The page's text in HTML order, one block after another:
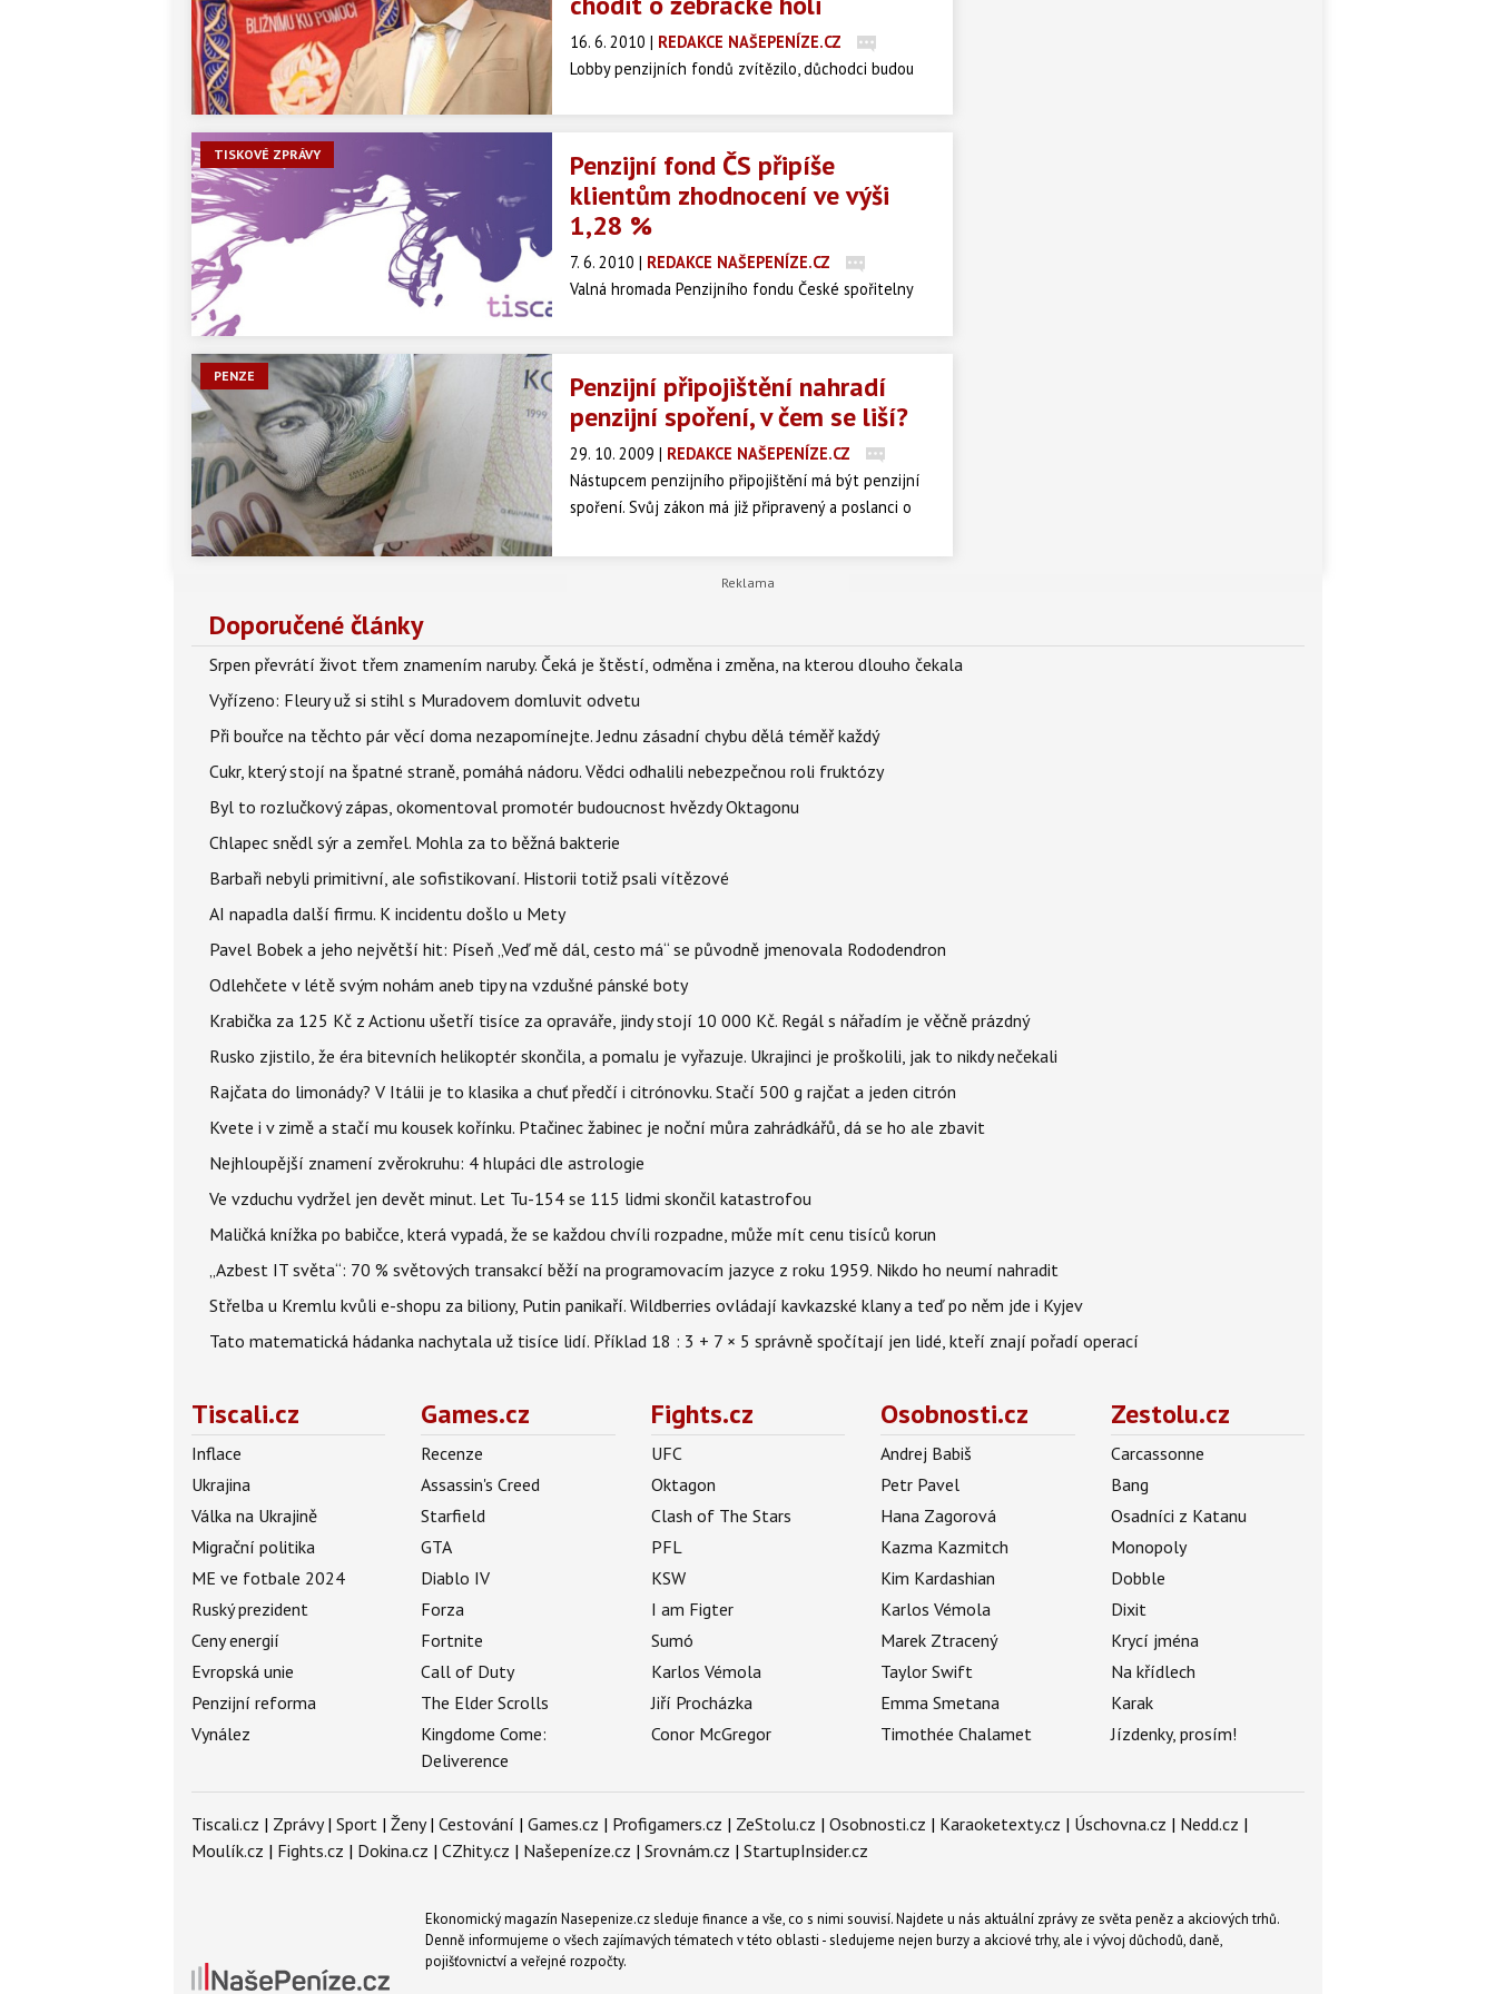
16. 6. 2010 | REDAKCE NAŠEPENÍZE.CZ
Lobby penzijních fondů zvítězilo, důchodci budou
Paroubek na svém blogu.
TISKOVÉ ZPRÁVY
Penzijní fond ČS připíše
klientům zhodnocení ve výši
1,28 %
7. 6. 2010 | REDAKCE NAŠEPENÍZE.CZ
Valná hromada Penzijního fondu České spořitelny
svým klientům zhodnocení prostředků za rok 2009
PENZE
Penzijní připojištění nahradí
penzijní spoření, v čem se liší?
29. 10. 2009 | REDAKCE NAŠEPENÍZE.CZ
Nástupcem penzijního připojištění má být penzijní
spoření. Svůj zákon má již připravený a poslanci o
návrh? A jak se změní systém spoření na penzi?
Zemětřesení čeká i penzijní připojištění... a
Doporučené články
Srpen převrátí život třem znamením naruby. Čeká je štěstí, odměna i změna, na kterou dlouho čekala
Vyřízeno: Fleury už si stihl s Muradovem domluvit odvetu
Při bouřce na těchto pár věcí doma nezapomínejte. Jednu zásadní chybu dělá téměř každý
Cukr, který stojí na špatné straně, pomáhá nádoru. Vědci odhalili nebezpečnou roli fruktózy
Byl to rozlučkový zápas, okomentoval promotér budoucnost hvězdy Oktagonu
Chlapec snědl sýr a zemřel. Mohla za to běžná bakterie
Barbaři nebyli primitivní, ale sofistikovaní. Historii totiž psali vítězové
AI napadla další firmu. K incidentu došlo u Mety
Pavel Bobek a jeho největší hit: Píseň „Veď mě dál, cesto má“ se původně jmenovala Rododendron
Odlehčete v létě svým nohám aneb tipy na vzdušné pánské boty
Krabička za 125 Kč z Actionu ušetří tisíce za opraváře, jindy stojí 10 000 Kč. Regál s nářadím je věčně prázdný
Rusko zjistilo, že éra bitevních helikoptér skončila, a pomalu je vyřazuje. Ukrajinci je proškolili, jak to nikdy nečekali
Rajčata do limonády? V Itálii je to klasika a chuť předčí i citrónovku. Stačí 500 g rajčat a jeden citrón
Kvete i v zimě a stačí mu kousek kořínku. Ptačinec žabinec je noční můra zahrádkářů, dá se ho ale zbavit
Nejhloupější znamení zvěrokruhu: 4 hlupáci dle astrologie
Ve vzduchu vydržel jen devět minut. Let Tu-154 se 115 lidmi skončil katastrofou
Maličká knížka po babičce, která vypadá, že se každou chvíli rozpadne, může mít cenu tisíců korun
„Azbest IT světa“: 70 % světových transakcí běží na programovacím jazyce z roku 1959. Nikdo ho neumí nahradit
Střelba u Kremlu kvůli e-shopu za biliony, Putin panikaří. Wildberries ovládají kavkazské klany a teď po něm jde i Kyjev
Tato matematická hádanka nachytala už tisíce lidí. Příklad 18 : 3 + 7 × 5 správně spočítají jen lidé, kteří znají pořadí operací
Tiscali.cz
Inflace
Ukrajina
Válka na Ukrajině
Migrační politika
ME ve fotbale 2024
Ruský prezident
Ceny energií
Evropská unie
Penzijní reforma
Vynález
Games.cz
Recenze
Assassin's Creed
Starfield
GTA
Diablo IV
Forza
Fortnite
Call of Duty
The Elder Scrolls
Kingdome Come:
Deliverence
Fights.cz
UFC
Oktagon
Clash of The Stars
PFL
KSW
I am Figter
Sumó
Karlos Vémola
Jiří Procházka
Conor McGregor
Osobnosti.cz
Andrej Babiš
Petr Pavel
Hana Zagorová
Kazma Kazmitch
Kim Kardashian
Karlos Vémola
Marek Ztracený
Taylor Swift
Emma Smetana
Timothée Chalamet
Zestolu.cz
Carcassonne
Bang
Osadníci z Katanu
Monopoly
Dobble
Dixit
Krycí jména
Na křídlech
Karak
Jízdenky, prosím!
Tiscali.cz | Zprávy| Sport | Ženy| Cestování | Games.cz | Profigamers.cz | ZeStolu.cz | Osobnosti.cz | Karaoketexty.cz | Úschovna.cz | Nedd.cz |
Moulík.cz | Fights.cz | Dokina.cz | CZhity.cz | Našepeníze.cz | Srovnám.cz | StartupInsider.cz
Ekonomický magazín Nasepenize.cz sleduje finance a vše, co s nimi souvisí. Najdete u nás aktuální zprávy ze světa peněz a akciových trhů.
Denně informujeme o všech zajímavých tématech v této oblasti - sledujeme nejen burzy a akciové trhy, ale i vývoj důchodů, daně,
pojišťovnictví a veřejné rozpočty.